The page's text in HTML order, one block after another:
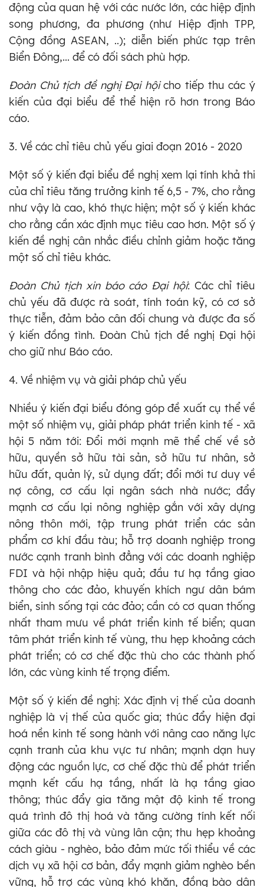
động của quan hệ với các nước lớn, các hiệp định
song phương, đa phương (như Hiệp định TPP,
Cộng đồng ASEAN, ..); diễn biến phức tạp trên
Biển Đông,... để có đối sách phù hợp.
Đoàn Chủ tịch đề nghị Đại hội cho tiếp thu các ý
kiến của đại biểu để thể hiện rõ hơn trong Báo
cáo.
3. Về các chỉ tiêu chủ yếu giai đoạn 2016 - 2020
Một số ý kiến đại biểu đề nghị xem lại tính khả thi
của chỉ tiêu tăng trưởng kinh tế 6,5 - 7%, cho rằng
như vậy là cao, khó thực hiện; một số ý kiến khác
cho rằng cần xác định mục tiêu cao hơn. Một số ý
kiến đề nghị cân nhắc điều chỉnh giảm hoặc tăng
một số chỉ tiêu khác.
Đoàn Chủ tịch xin báo cáo Đại hội: Các chỉ tiêu
chủ yếu đã được rà soát, tính toán kỹ, có cơ sở
thực tiễn, đảm bảo cân đối chung và được đa số
ý kiến đồng tình. Đoàn Chủ tịch đề nghị Đại hội
cho giữ như Báo cáo.
4. Về nhiệm vụ và giải pháp chủ yếu
Nhiều ý kiến đại biểu đóng góp đề xuất cụ thể về
một số nhiệm vụ, giải pháp phát triển kinh tế - xã
hội 5 năm tới: Đổi mới mạnh mẽ thể chế về sở
hữu, quyền sở hữu tài sản, sở hữu tư nhân, sở
hữu đất, quản lý, sử dụng đất; đổi mới tư duy về
nợ công, cơ cấu lại ngân sách nhà nước; đẩy
mạnh cơ cấu lại nông nghiệp gắn với xây dựng
nông thôn mới, tập trung phát triển các sản
phẩm cơ khí đầu tàu; hỗ trợ doanh nghiệp trong
nước cạnh tranh bình đẳng với các doanh nghiệp
FDI và hội nhập hiệu quả; đầu tư hạ tầng giao
thông cho các đảo, khuyến khích ngư dân bám
biển, sinh sống tại các đảo; cần có cơ quan thống
nhất tham mưu về phát triển kinh tế biển; quan
tâm phát triển kinh tế vùng, thu hẹp khoảng cách
phát triển; có cơ chế đặc thù cho các thành phố
lớn, các vùng kinh tế trọng điểm.
Một số ý kiến đề nghị: Xác định vị thế của doanh
nghiệp là vị thế của quốc gia; thúc đẩy hiện đại
hoá nền kinh tế song hành với nâng cao năng lực
cạnh tranh của khu vực tư nhân; mạnh dạn huy
động các nguồn lực, cơ chế đặc thù để phát triển
mạnh kết cấu hạ tầng, nhất là hạ tầng giao
thông; thúc đẩy gia tăng mật độ kinh tế trong
quá trình đô thị hoá và tăng cường tính kết nối
giữa các đô thị và vùng lân cận; thu hẹp khoảng
cách giàu - nghèo, bảo đảm mức tối thiểu về các
dịch vụ xã hội cơ bản, đẩy mạnh giảm nghèo bền
vững, hỗ trợ các vùng khó khăn, đồng bào dân